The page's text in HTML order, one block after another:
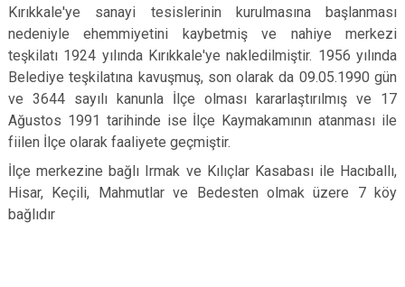
Kırıkkale'ye sanayi tesislerinin kurulmasına başlanması
nedeniyle ehemmiyetini kaybetmiş ve nahiye merkezi
teşkilatı 1924 yılında Kırıkkale'ye nakledilmiştir. 1956 yılında
Belediye teşkilatına kavuşmuş, son olarak da 09.05.1990 gün
ve 3644 sayılı kanunla İlçe olması kararlaştırılmış ve 17
Ağustos 1991 tarihinde ise İlçe Kaymakamının atanması ile
fiilen İlçe olarak faaliyete geçmiştir.
İlçe merkezine bağlı Irmak ve Kılıçlar Kasabası ile Hacıballı,
Hisar, Keçili, Mahmutlar ve Bedesten olmak üzere 7 köy
bağlıdır